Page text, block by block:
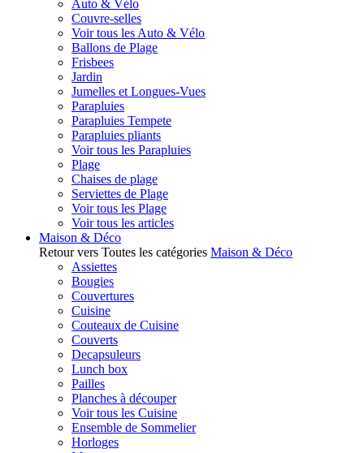
Auto & Vélo
Couvre-selles
Voir tous les Auto & Vélo
Ballons de Plage
Frisbees
Jardin
Jumelles et Longues-Vues
Parapluies
Parapluies Tempete
Parapluies pliants
Voir tous les Parapluies
Plage
Chaises de plage
Serviettes de Plage
Voir tous les Plage
Voir tous les articles
Maison & Déco
Retour vers Toutes les catégories Maison & Déco
Assiettes
Bougies
Couvertures
Cuisine
Couteaux de Cuisine
Couverts
Decapsuleurs
Lunch box
Pailles
Planches à découper
Voir tous les Cuisine
Ensemble de Sommelier
Horloges